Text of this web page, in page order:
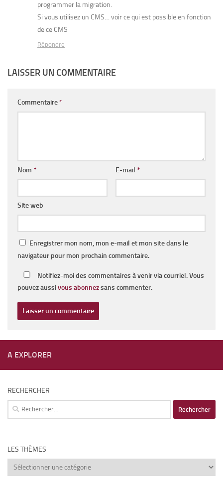
programmer la migration.
Si vous utilisez un CMS… voir ce qui est possible en fonction
de ce CMS
Répondre
LAISSER UN COMMENTAIRE
Commentaire*
Nom * E-mail *
Site web
Enregistrer mon nom, mon e-mail et mon site dans le
navigateur pour mon prochain commentaire.
Notifiez-moi des commentaires à venir via courriel. Vous
pouvez aussivous abonnezsans commenter.
A EXPLORER
RECHERCHER
Rechercher :
LES THÈMES
Les
thèmes